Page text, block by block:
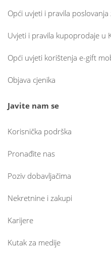
Opći uvjeti i pravila
Uvjeti i pravila kupoprodaje u
Opći uvjeti korištenja e-gift
Objava cjenika
Javite nam se
Korisnička podrška
Pronađite nas
Poziv dobavljačima
Nekretnine i zakupi
Karijere
Kutak za medije